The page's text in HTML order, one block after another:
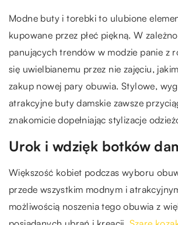
Modne buty i torebki to ulubione
kupowane przez płeć piękną. W
panujących trendów w modzie panie z
się uwielbianemu przez nie zajęciu,
zakup nowej pary obuwia. Stylowe,
atrakcyjne buty damskie zawsze
znakomicie dopełniając stylizacje
Urok i wdzięk botków
Większość kobiet podczas wyboru
przede wszystkim modnym i
możliwością noszenia tego obuwia z